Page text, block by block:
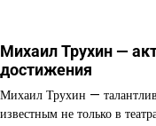
Михаил Трухин —
достижения
Михаил Трухин —
известным не только в